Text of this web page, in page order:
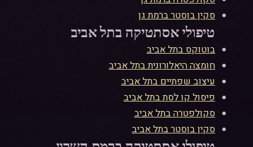
סקין בוסטרברמת גן
טיפולי אסתטיקה בתל אביב
בוטוקסבתל אביב
חומצה היאלורוניתבתל אביב
עיצוב שפתייםבתל אביב
פיסול קו לסתבתל אביב
סקולפטרהבתל אביב
סקין בוסטרבתל אביב